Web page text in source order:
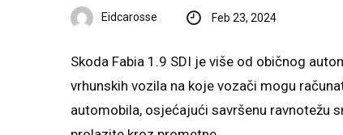
Eidcarosse Feb 23, 2024
Skoda Fabia 1.9 SDI je više od običnog
vrhunskih vozila na koje vozači mogu
automobila, osjećajući savršenu ravnotežu